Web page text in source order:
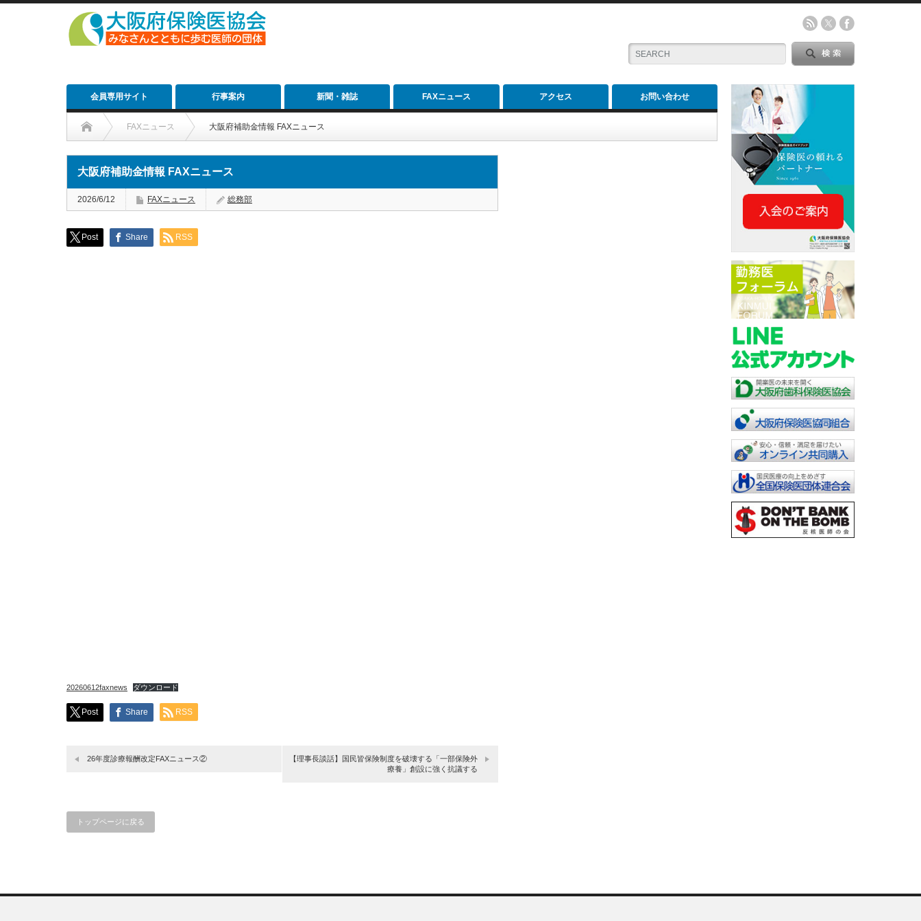
会員専用サイト 行事案内 新聞・雑誌 FAXニュース アクセス お問い合わせ
FAXニュース 大阪府補助金情報 FAXニュース
大阪府補助金情報 FAXニュース
2026/6/12 FAXニュース 総務部
Post Share RSS
20260612faxnews ダウンロード
Post Share RSS
26年度診療報酬改定FAXニュース②
【理事長談話】国民皆保険制度を破壊する「一部保険外
療養」創設に強く抗議する
トップページに戻る